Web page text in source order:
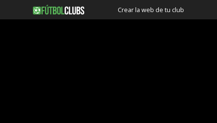
Crear la web de tu club